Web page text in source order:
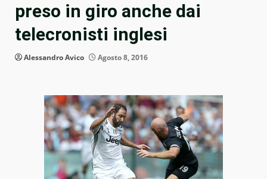
preso in giro anche dai
telecronisti inglesi
Alessandro Avico Agosto 8, 2016